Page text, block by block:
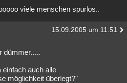
viele menschen spurlos..
15.09.2005 um 11:51
dümmer.....
einfach auch alle
möglichkeit überlegt?"